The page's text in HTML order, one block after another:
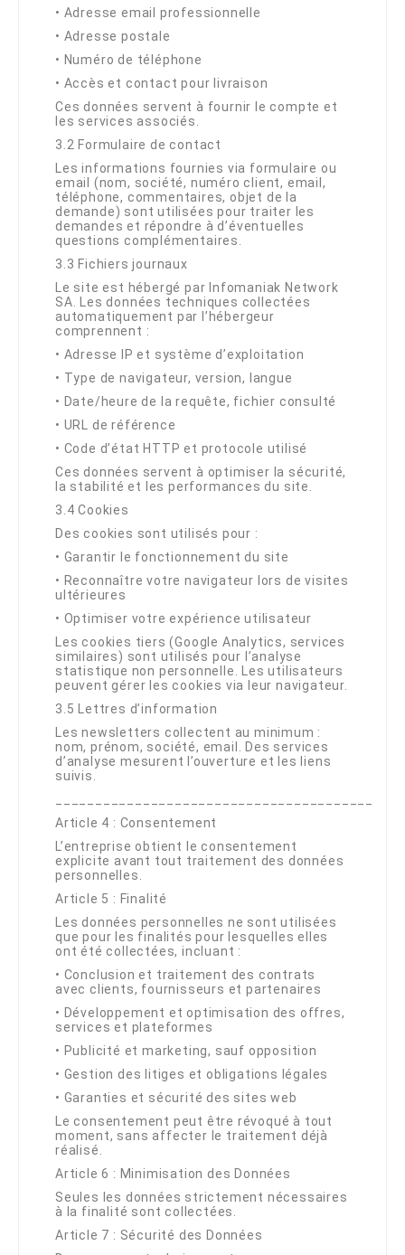
• Adresse email professionnelle
• Adresse postale
• Numéro de téléphone
• Accès et contact pour livraison
Ces données servent à fournir le compte et
les services associés.
3.2 Formulaire de contact
Les informations fournies via formulaire ou
email (nom, société, numéro client, email,
téléphone, commentaires, objet de la
demande) sont utilisées pour traiter les
demandes et répondre à d’éventuelles
questions complémentaires.
3.3 Fichiers journaux
Le site est hébergé par Infomaniak Network
SA. Les données techniques collectées
automatiquement par l’hébergeur
comprennent :
• Adresse IP et système d’exploitation
• Type de navigateur, version, langue
• Date/heure de la requête, fichier consulté
• URL de référence
• Code d’état HTTP et protocole utilisé
Ces données servent à optimiser la sécurité,
la stabilité et les performances du site.
3.4 Cookies
Des cookies sont utilisés pour :
• Garantir le fonctionnement du site
• Reconnaître votre navigateur lors de visites
ultérieures
• Optimiser votre expérience utilisateur
Les cookies tiers (Google Analytics, services
similaires) sont utilisés pour l’analyse
statistique non personnelle. Les utilisateurs
peuvent gérer les cookies via leur navigateur.
3.5 Lettres d’information
Les newsletters collectent au minimum :
nom, prénom, société, email. Des services
d’analyse mesurent l’ouverture et les liens
suivis.
Article 4 : Consentement
L’entreprise obtient le consentement
explicite avant tout traitement des données
personnelles.
Article 5 : Finalité
Les données personnelles ne sont utilisées
que pour les finalités pour lesquelles elles
ont été collectées, incluant :
• Conclusion et traitement des contrats
avec clients, fournisseurs et partenaires
• Développement et optimisation des offres,
services et plateformes
• Publicité et marketing, sauf opposition
• Gestion des litiges et obligations légales
• Garanties et sécurité des sites web
Le consentement peut être révoqué à tout
moment, sans affecter le traitement déjà
réalisé.
Article 6 : Minimisation des Données
Seules les données strictement nécessaires
à la finalité sont collectées.
Article 7 : Sécurité des Données